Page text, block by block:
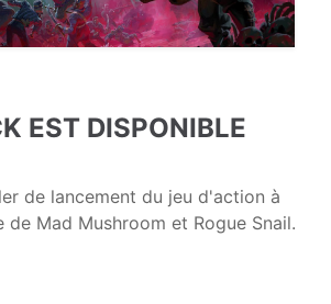
EST DISPONIBLE
de lancement du jeu d'action à
de Mad Mushroom et Rogue Snail.